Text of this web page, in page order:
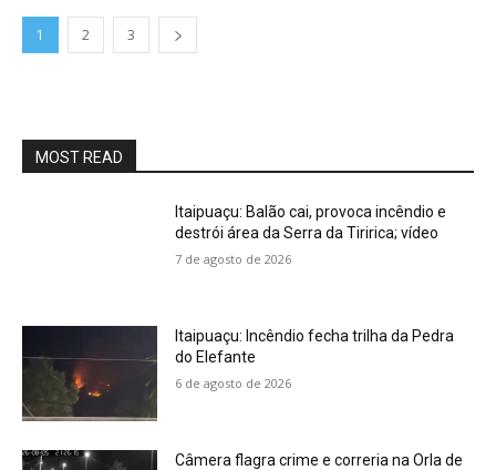
1 2 3
MOST READ
Itaipuaçu: Balão cai, provoca incêndio e
destrói área da Serra da Tiririca; vídeo
7 de agosto de 2026
Itaipuaçu: Incêndio fecha trilha da Pedra
do Elefante
6 de agosto de 2026
Câmera flagra crime e correria na Orla de